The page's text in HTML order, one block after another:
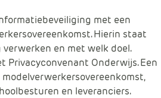
met een
. Hierin staat
en met welk doel.
Privacyconvenant Onderwijs. Een
en leveranciers.